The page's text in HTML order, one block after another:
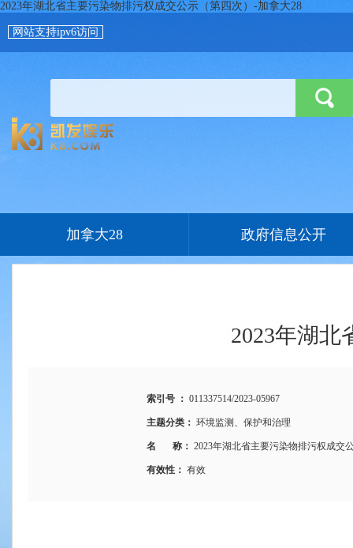
2023年湖北省主要污染物排污权成交公示（第四次）-加拿大28
网站支持ipv6访问
加拿大28 政府信息公开
2023年湖北
索引号 ： 011337514/2023-05967
主题分类： 环境监测、保护和治理
名 称： 2023年湖北省主要污染物排污权成交
有效性： 有效